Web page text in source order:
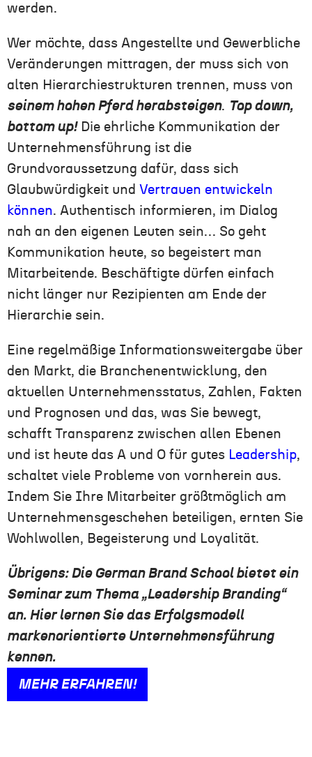
werden.
Wer möchte, dass Angestellte und Gewerbliche
Veränderungen mittragen, der muss sich von
alten Hierarchiestrukturen trennen, muss von
seinem hohen Pferd herabsteigen. Top down,
bottom up!Die ehrliche Kommunikation der
Unternehmensführung ist die
Grundvoraussetzung dafür, dass sich
Glaubwürdigkeit und Vertrauen entwickeln
können. Authentisch informieren, im Dialog
nah an den eigenen Leuten sein… So geht
Kommunikation heute, so begeistert man
Mitarbeitende. Beschäftigte dürfen einfach
nicht länger nur Rezipienten am Ende der
Hierarchie sein.
Eine regelmäßige Informationsweitergabe über
den Markt, die Branchenentwicklung, den
aktuellen Unternehmensstatus, Zahlen, Fakten
und Prognosen und das, was Sie bewegt,
schafft Transparenz zwischen allen Ebenen
und ist heute das A und O für gutes Leadership,
schaltet viele Probleme von vornherein aus.
Indem Sie Ihre Mitarbeiter größtmöglich am
Unternehmensgeschehen beteiligen, ernten Sie
Wohlwollen, Begeisterung und Loyalität.
Übrigens: Die German Brand School bietet ein
Seminar zum Thema „Leadership Branding“
an. Hier lernen Sie das Erfolgsmodell
markenorientierte Unternehmensführung
kennen.
MEHR ERFAHREN!